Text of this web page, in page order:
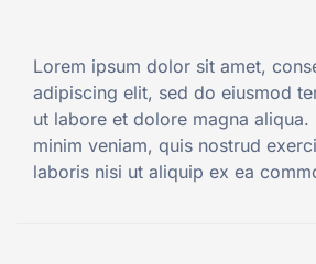
Lorem ipsum dolor sit amet,
adipiscing elit, sed do eiusmod
ut labore et dolore magna aliqua.
minim veniam, quis nostrud
laboris nisi ut aliquip ex ea